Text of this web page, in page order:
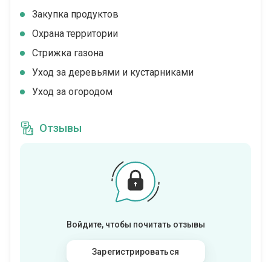
Закупка продуктов
Охрана территории
Стрижка газона
Уход за деревьями и кустарниками
Уход за огородом
Отзывы
Войдите, чтобы почитать отзывы
Зарегистрироваться